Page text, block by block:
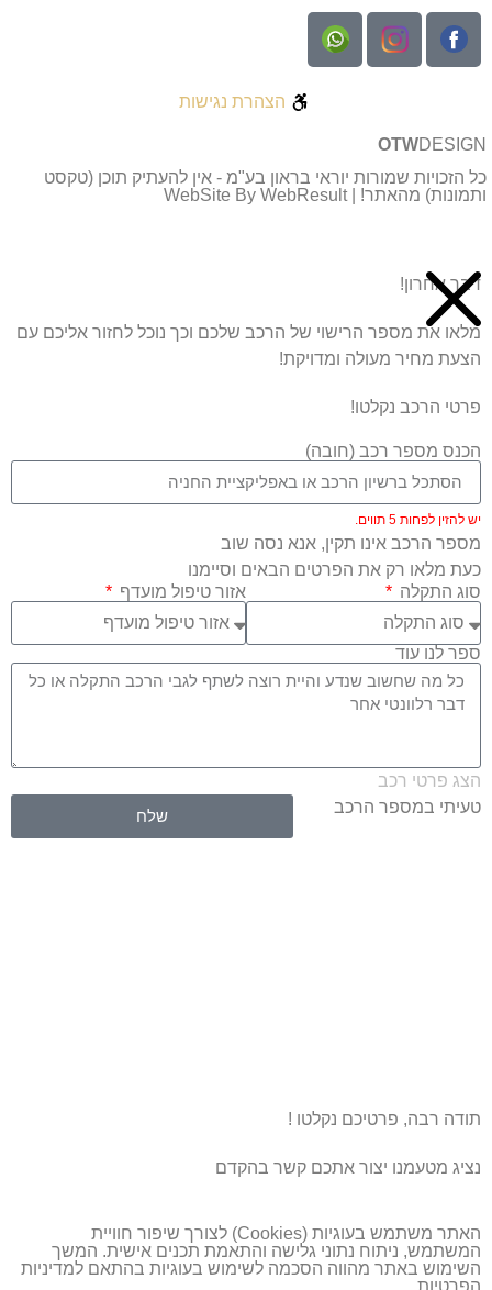
הצהרת נגישות
OTWDESIGN
כל הזכויות שמורות יוראי בראון בע"מ - אין להעתיק תוכן (טקסט
ותמונות) מהאתר! | WebSite By WebResult
דבר אחרון!
מלאו את מספר הרישוי של הרכב שלכם וכך נוכל לחזור אליכם עם
הצעת מחיר מעולה ומדויקת!
פרטי הרכב נקלטו!
הכנס מספר רכב (חובה)
יש להזין לפחות 5 תווים.
מספר הרכב אינו תקין, אנא נסה שוב
כעת מלאו רק את הפרטים הבאים וסיימנו
סוג התקלה
אזור טיפול מועדף
ספר לנו עוד
הצג פרטי רכב
טעיתי במספר הרכב
שלח
תודה רבה, פרטיכם נקלטו !
נציג מטעמנו יצור אתכם קשר בהקדם
האתר משתמש בעוגיות (Cookies) לצורך שיפור חוויית
המשתמש, ניתוח נתוני גלישה והתאמת תכנים אישית. המשך
השימוש באתר מהווה הסכמה לשימוש בעוגיות בהתאם למדיניות
הפרטיות